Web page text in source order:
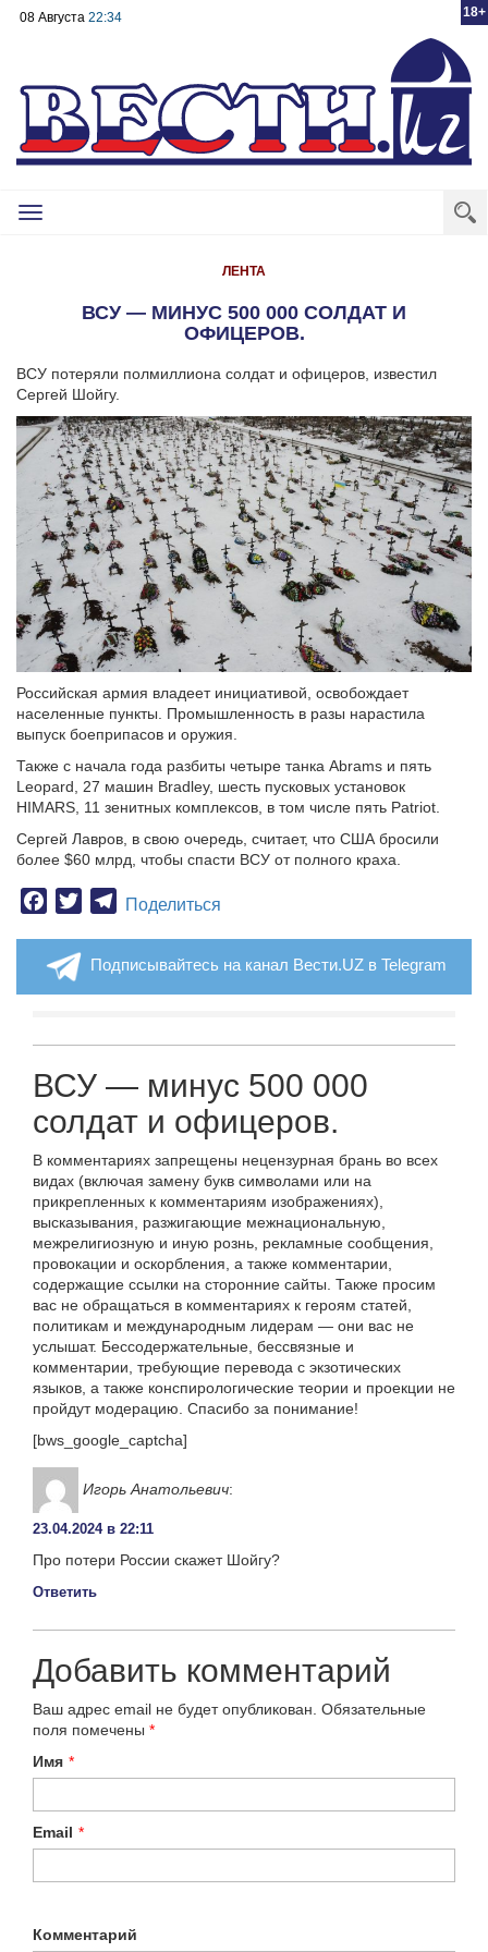
18+
08 Августа 22:34
Toggle
ЛЕНТА
ВСУ — МИНУС 500 000 СОЛДАТ И
ОФИЦЕРОВ.
ВСУ потеряли полмиллиона солдат и офицеров, известил
Сергей Шойгу.
Российская армия владеет инициативой, освобождает
населенные пункты. Промышленность в разы нарастила
выпуск боеприпасов и оружия.
Также с начала года разбиты четыре танка Abrams и пять
Leopard, 27 машин Bradley, шесть пусковых установок
HIMARS, 11 зенитных комплексов, в том числе пять Patriot.
Сергей Лавров, в свою очередь, считает, что США бросили
более $60 млрд, чтобы спасти ВСУ от полного краха.
Facebook
TwitterTelegram
Поделиться
Подписывайтесь на канал Вести.UZ в Telegram
ВСУ — минус 500 000
солдат и офицеров.
В комментариях запрещены нецензурная брань во всех
видах (включая замену букв символами или на
прикрепленных к комментариям изображениях),
высказывания, разжигающие межнациональную,
межрелигиозную и иную рознь, рекламные сообщения,
провокации и оскорбления, а также комментарии,
содержащие ссылки на сторонние сайты. Также просим
вас не обращаться в комментариях к героям статей,
политикам и международным лидерам — они вас не
услышат. Бессодержательные, бессвязные и
комментарии, требующие перевода с экзотических
языков, а также конспирологические теории и проекции не
пройдут модерацию. Спасибо за понимание!
[bws_google_captcha]
Игорь Анатольевич:
23.04.2024 в 22:11
Про потери России скажет Шойгу?
Ответить
Добавить комментарий
Ваш адрес email не будет опубликован. Обязательные
поля помечены *
Имя *
Email *
Комментарий